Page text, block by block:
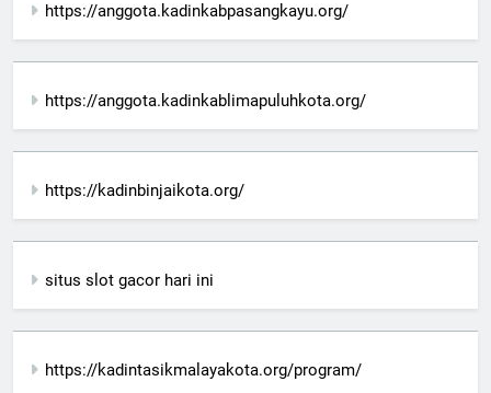
https://anggota.kadinkabpasangkayu.org/
https://anggota.kadinkablimapuluhkota.org/
https://kadinbinjaikota.org/
situs slot gacor hari ini
https://kadintasikmalayakota.org/program/